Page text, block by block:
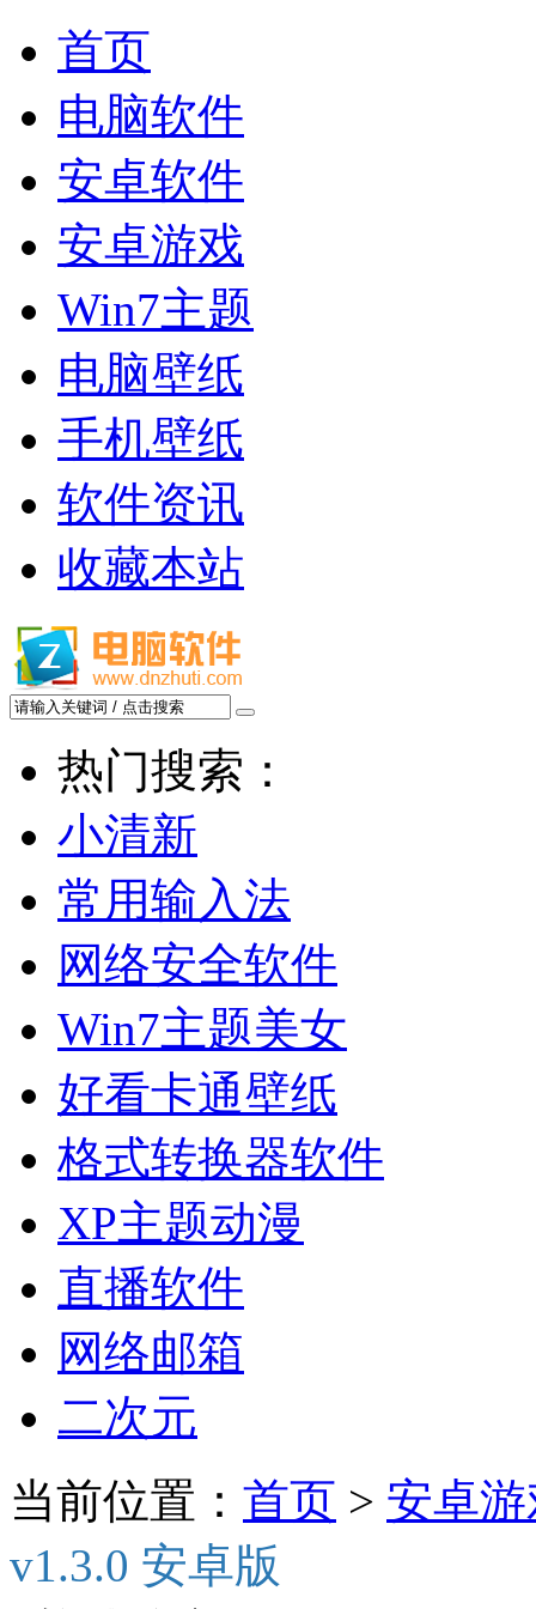
首页
电脑软件
安卓软件
安卓游戏
Win7主题
电脑壁纸
手机壁纸
软件资讯
收藏本站
热门搜索：
小清新
常用输入法
网络安全软件
Win7主题美女
好看卡通壁纸
格式转换器软件
XP主题动漫
直播软件
网络邮箱
二次元
当前位置： 首页 > 安卓
v1.3.0 安卓版